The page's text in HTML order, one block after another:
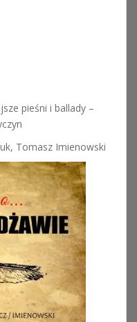
pieśni i ballady –
Tomasz Imienowski